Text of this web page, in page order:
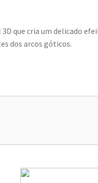
que cria um delicado
dos arcos góticos.